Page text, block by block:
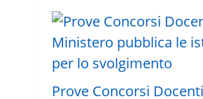
Prove Concorsi